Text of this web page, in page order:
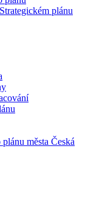
plánu
města Česká